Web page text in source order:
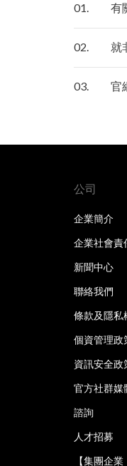
01. 有
02. 就
03. 官
公司
企業簡介
企業社會責
新聞中心
聯絡我們
條款及隱私
個資管理政
資訊安全政
官方社群媒
諮詢
人才招募
【集團企